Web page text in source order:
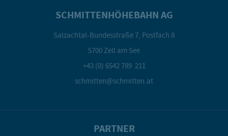
SCHMITTENHÖHEBAHN AG
Salzachtal-Bundesstraße 7, Postfach 8
5700 Zell am See
+43 (0) 6542 789 211
schmitten@schmitten.at
PARTNER